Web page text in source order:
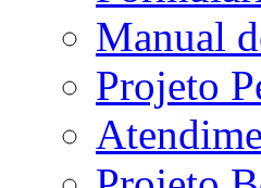
Manual
Projeto